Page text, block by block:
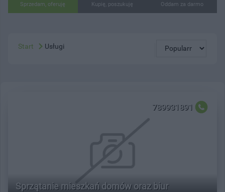
Sprzedam, oferuję Kupię, poszukuję Oddam za darmo
Start Usługi
789931891
Sprzątanie mieszkań domów oraz biur